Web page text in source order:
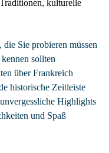
kulturelle
Sie probieren müssen
sollten
über Frankreich
historische Zeitleiste
Highlights
und Spaß